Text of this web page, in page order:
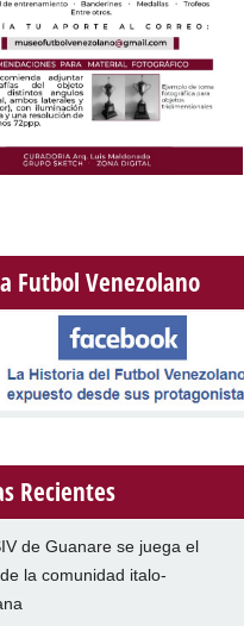
Futbol Venezolano
Recientes
de Guanare se juega el
la comunidad italo-